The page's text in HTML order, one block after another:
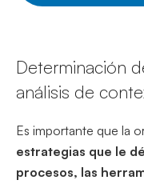
Determinación
análisis de
Es importante que la
estrategias que le
procesos, las